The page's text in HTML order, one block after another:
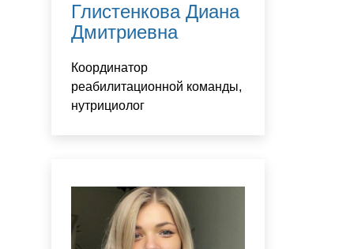
Глистенкова Диана
Дмитриевна
Координатор
реабилитационной команды,
нутрициолог